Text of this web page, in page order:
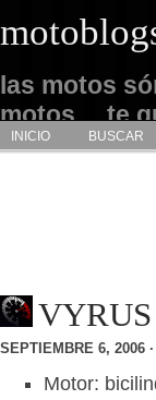
las motos
motos… te
admirarlas…
INICIO BUSCAR
SEPTIEMBRE 6, 2006
Motor: